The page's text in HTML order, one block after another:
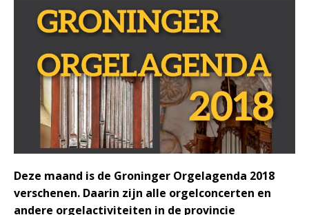
Deze maand is de Groninger Orgelagenda 2018
verschenen. Daarin zijn alle orgelconcerten en
andere orgelactiviteiten in de provincie